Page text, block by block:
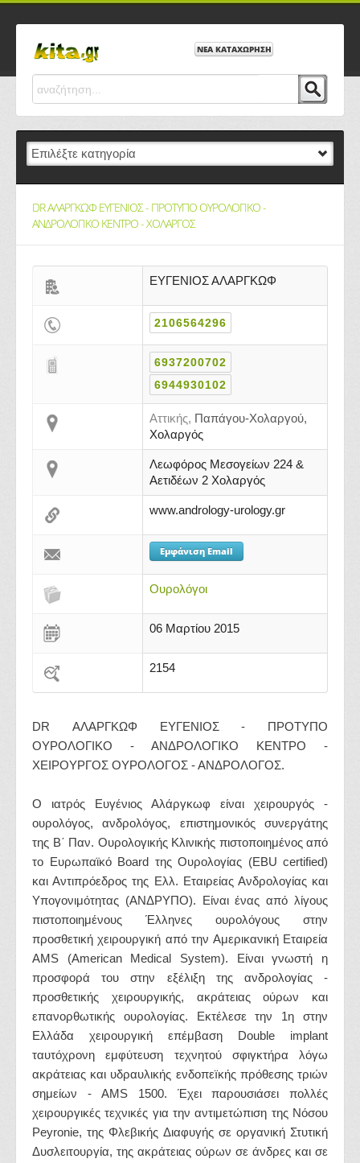
ΝΕΑ ΚΑΤΑΧΩΡΗΣΗ
DR ΑΛΑΡΓΚΩΦ ΕΥΓΕΝΙΟΣ - ΠΡΟΤΥΠΟ ΟΥΡΟΛΟΓΙΚΟ -
ΑΝΔΡΟΛΟΓΙΚΟ ΚΕΝΤΡΟ - ΧΟΛΑΡΓΟΣ
ΕΥΓΕΝΙΟΣ ΑΛΑΡΓΚΩΦ
2106564296
6937200702
6944930102
Αττικής, Παπάγου-Χολαργού,
Χολαργός
Λεωφόρος Μεσογείων 224 &
Αετιδέων 2 Χολαργός
www.andrology-urology.gr
Εμφάνιση Email
Ουρολόγοι
06 Μαρτίου 2015
2154
DR ΑΛΑΡΓΚΩΦ ΕΥΓΕΝΙΟΣ - ΠΡΟΤΥΠΟ
ΟΥΡΟΛΟΓΙΚΟ - ΑΝΔΡΟΛΟΓΙΚΟ ΚΕΝΤΡΟ -
ΧΕΙΡΟΥΡΓΟΣ ΟΥΡΟΛΟΓΟΣ - ΑΝΔΡΟΛΟΓΟΣ.
Ο ιατρός Ευγένιος Αλάργκωφ είναι χειρουργός -
ουρολόγος, ανδρολόγος, επιστημονικός συνεργάτης
της Β΄ Παν. Ουρολογικής Κλινικής πιστοποιημένος από
το Ευρωπαϊκό Board της Ουρολογίας (EBU certified)
και Αντιπρόεδρος της Ελλ. Εταιρείας Ανδρολογίας και
Υπογονιμότητας (ΑΝΔΡΥΠΟ). Είναι ένας από λίγους
πιστοποιημένους Έλληνες ουρολόγους στην
προσθετική χειρουργική από την Αμερικανική Εταιρεία
AMS (American Medical System). Είναι γνωστή η
προσφορά του στην εξέλιξη της ανδρολογίας -
προσθετικής χειρουργικής, ακράτειας ούρων και
επανορθωτικής ουρολογίας. Εκτέλεσε την 1η στην
Ελλάδα χειρουργική επέμβαση Double implant
ταυτόχρονη εμφύτευση τεχνητού σφιγκτήρα λόγω
ακράτειας και υδραυλικής ενδοπεїκής πρόθεσης τριών
σημείων - AMS 1500. Έχει παρουσιάσει πολλές
χειρουργικές τεχνικές για την αντιμετώπιση της Νόσου
Peyronie, της Φλεβικής Διαφυγής σε οργανική Στυτική
Δυσλειτουργία, της ακράτειας ούρων σε άνδρες και σε